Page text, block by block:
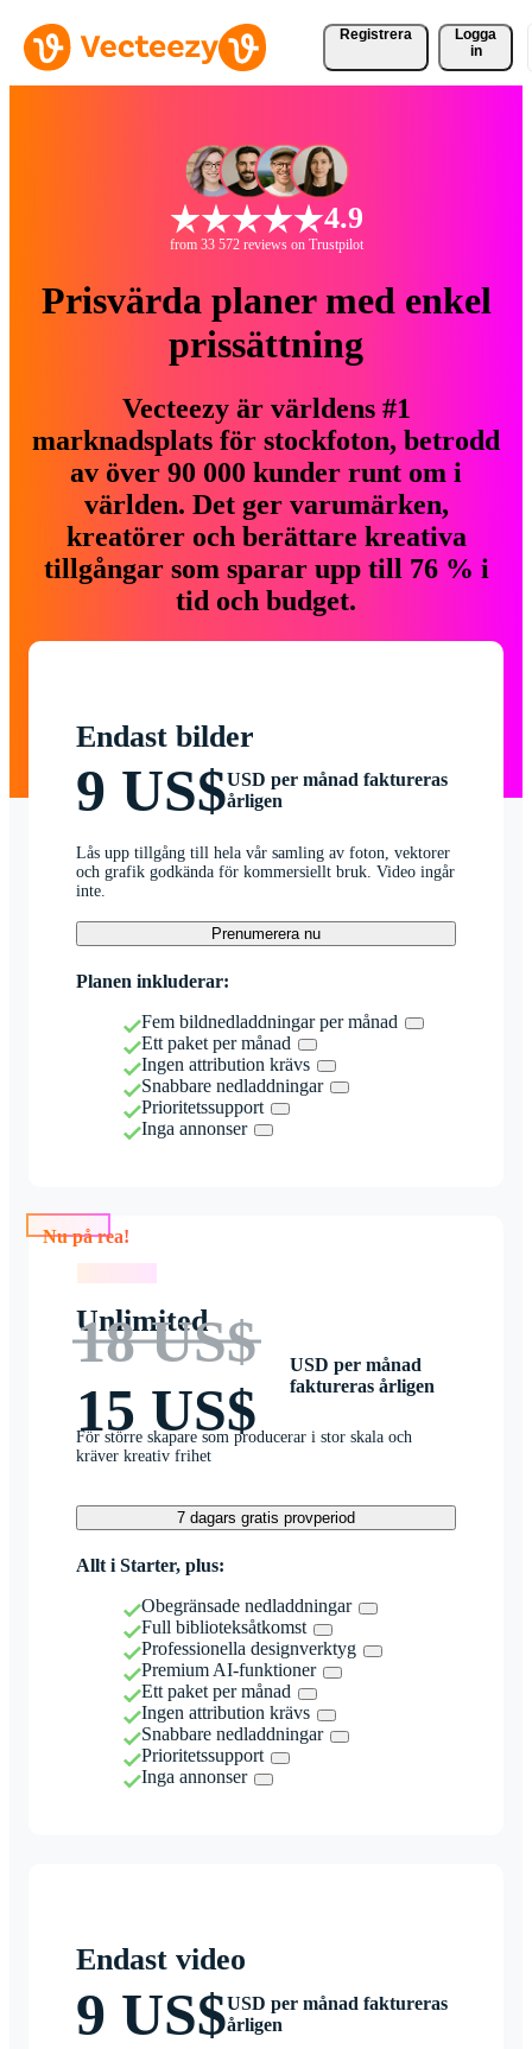
Registrera
Logga
in
4.9
from 33 572 reviews on Trustpilot
Prisvärda planer med enkel
prissättning
Vecteezy är världens #1
marknadsplats för stockfoton, betrodd
av över 90 000 kunder runt om i
världen. Det ger varumärken,
kreatörer och berättare kreativa
tillgångar som sparar upp till 76 % i
tid och budget.
Endast bilder
9 US$USD per månad faktureras
årligen
Lås upp tillgång till hela vår samling av foton, vektorer
och grafik godkända för kommersiellt bruk. Video ingår
inte.
Prenumerera nu
Planen inkluderar:
Fem bildnedladdningar per månad
Ett paket per månad
Ingen attribution krävs
Snabbare nedladdningar
Prioritetssupport
Inga annonser
Nu på rea!
Unlimited
18 US$
15 US$
USD per månad
faktureras årligen
För större skapare som producerar i stor skala och
kräver kreativ frihet
7 dagars gratis provperiod
Allt i Starter, plus:
Obegränsade nedladdningar
Full biblioteksåtkomst
Professionella designverktyg
Premium AI-funktioner
Ett paket per månad
Ingen attribution krävs
Snabbare nedladdningar
Prioritetssupport
Inga annonser
Endast video
9 US$USD per månad faktureras
årligen